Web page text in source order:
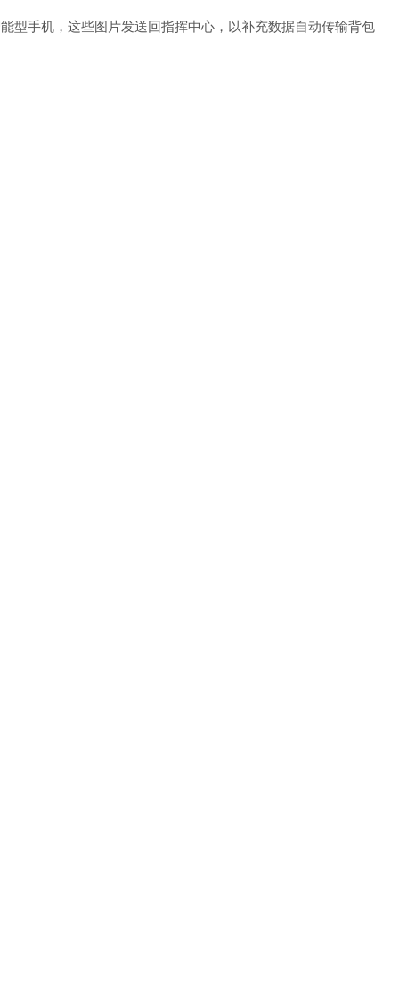
型手机，这些图片发送回指挥中心，以补充数据自动传输背包